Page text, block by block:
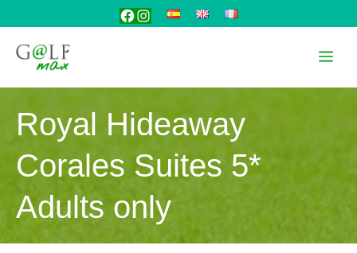
al
contenido
Facebook
Instagram
Royal Hideaway
Corales Suites 5*
Adults only